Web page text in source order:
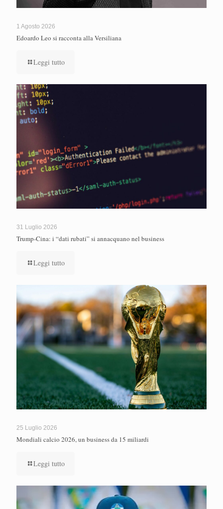
1 Agosto 2026
Edoardo Leo si racconta alla Versiliana
Leggi tutto
31 Luglio 2026
Trump-Cina: i “dati rubati” si annacquano nel business
Leggi tutto
25 Luglio 2026
Mondiali calcio 2026, un business da 15 miliardi
Leggi tutto